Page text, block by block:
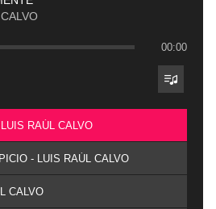
00:00
RAÚL CALVO
- LUIS RAÚL CALVO
CALVO